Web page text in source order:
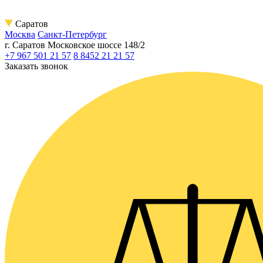
Саратов
Москва Санкт-Петербург
г. Саратов Московское шоссе 148/2
+7 967 501 21 57 8 8452 21 21 57
Заказать звонок